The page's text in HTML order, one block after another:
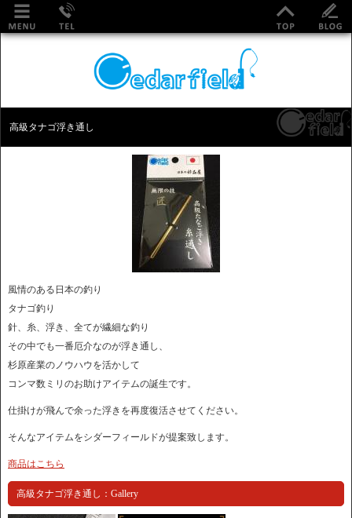
高級タナゴ浮き通し
風情のある日本の釣り
タナゴ釣り
針、糸、浮き、全てが繊細な釣り
その中でも一番厄介なのが浮き通し、
杉原産業のノウハウを活かして
コンマ数ミリのお助けアイテムの誕生です。
仕掛けが飛んで余った浮きを再度復活させてください。
そんなアイテムをシダーフィールドが提案致します。
商品はこちら
高級タナゴ浮き通し：Gallery